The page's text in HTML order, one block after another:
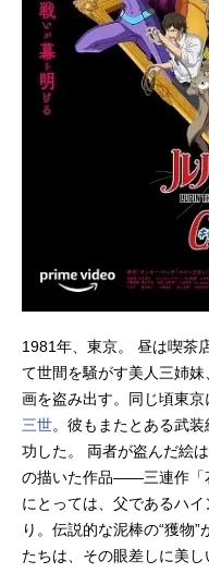
1981年、東京。 昼は喫茶
て世間を騒がす美人三姉
画を盗み出す。同じ頃東
三世。彼もまたとある武
功した。 両者が盗んだ絵
の描いた作品――三連作「
にとっては、父であるハ
り。伝説的な泥棒の“獲物
たちは、その眼差しに美